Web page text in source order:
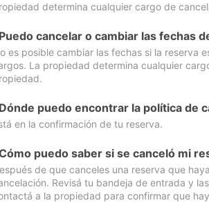
determina cualquier cargo de
cancelar o cambiar las fechas
es posible cambiar las fechas si la reserva
La propiedad determina cualquier
puedo encontrar la política de
en la confirmación de tu reserva.
puedo saber si se canceló mi
de que canceles una reserva que
Revisá tu bandeja de entrada y
a la propiedad para confirmar que